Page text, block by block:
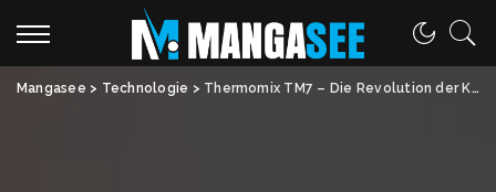
Mangasee > Technologie > Thermomix TM7 – Die Revolution der Küchenwelt